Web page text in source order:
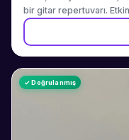
bir gitar repertuvarı.
esnetilir.
✓ Doğrulanmış